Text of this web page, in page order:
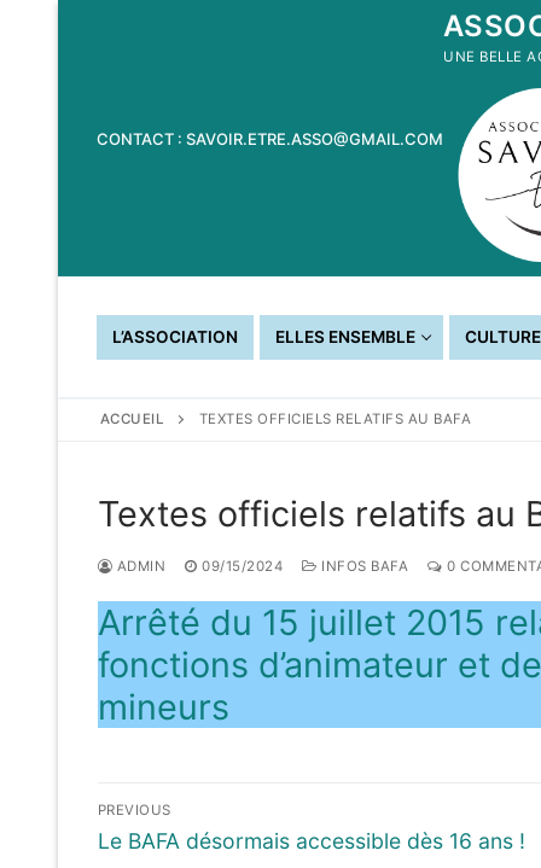
CONTACT : SAVOIR.ETRE.ASSO@GMAIL.COM
UNE BELLE
L’ASSOCIATION ELLES ENSEMBLE
ACCUEIL TEXTES OFFICIELS RELATIFS AU BAFA
Textes officiels relatifs au
ADMIN 09/15/2024 INFOS BAFA 0
Arrêté du 15 juillet 2015
fonctions d’animateur et
mineurs
Navigation
de
PREVIOUS
Previous
Le BAFA désormais accessible dès 16 ans !